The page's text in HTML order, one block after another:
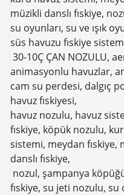
müzikli danslı fıskiye,
su oyunları, su ve ışık
süs havuzu fıskiye
30-10Ç ÇAN NOZULU,
animasyonlu havuzlar,
cam su perdesi, dalgıç
havuz fıskiyesi,
havuz nozulu, havuz
fıskiye, köpük nozulu,
sistemi, meydan fıskiye,
danslı fıskiye,
nozul, şampanya
fıskiye, su jeti nozulu, su